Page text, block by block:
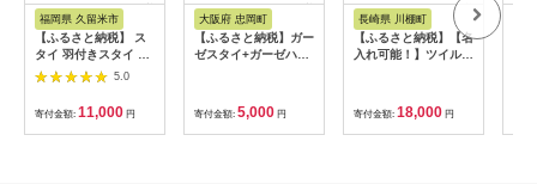
税
福岡県 久留米市
【ふるさと納税】 ス
タイ 羽付きスタイ 2
枚 セット 綿 100％ 天
使の羽 写真映え よだ
れかけ 6重ガーゼ 吸
水性 日本製 赤ちゃん
の城 出産祝い 出産準
5.0
寄付金額: 11,000 円
税
大阪府 忠岡町
【ふるさと納税】ガー
ゼスタイ+ガーゼハン
寄付金額: 5,000 円
長崎県 川棚町
【ふるさと納税】【名
入れ可能！】ツイル生
factory】[OCR085]
寄付金額: 18,000 円